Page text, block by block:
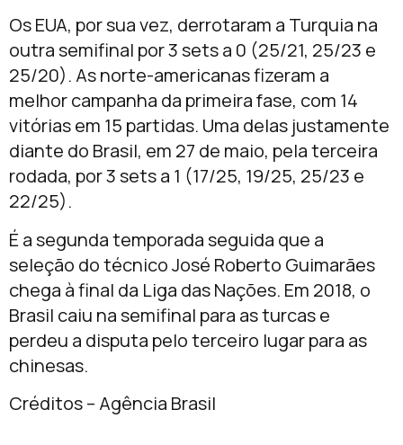
Os EUA, por sua vez, derrotaram a Turquia na
outra semifinal por 3 sets a 0 (25/21, 25/23 e
25/20). As norte-americanas fizeram a
melhor campanha da primeira fase, com 14
vitórias em 15 partidas. Uma delas justamente
diante do Brasil, em 27 de maio, pela terceira
rodada, por 3 sets a 1 (17/25, 19/25, 25/23 e
22/25).
É a segunda temporada seguida que a
seleção do técnico José Roberto Guimarães
chega à final da Liga das Nações. Em 2018, o
Brasil caiu na semifinal para as turcas e
perdeu a disputa pelo terceiro lugar para as
chinesas.
Créditos – Agência Brasil